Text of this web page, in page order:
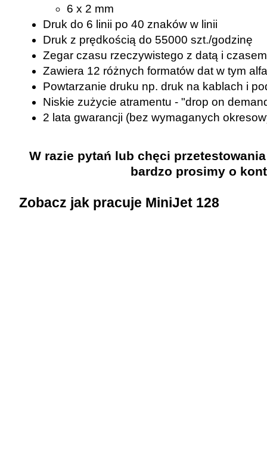
6 x 2 mm
Druk do 6 linii po 40 znaków w linii
Druk z prędkością do 55000 szt./godzinę
Zegar czasu rzeczywistego z datą i czasem
Zawiera 12 różnych formatów dat w tym
Powtarzanie druku np. druk na kablach i
Niskie zużycie atramentu - "drop on
2 lata gwarancji (bez wymaganych
W razie pytań lub chęci
bardzo prosimy o
Zobacz jak pracuje MiniJet 128